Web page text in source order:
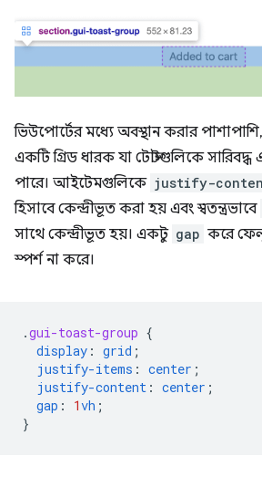
ভিউপোর্টের মধ্যে অবস্থান করার
একটি গ্রিড ধারক যা টোস্টগুলিকে
পারে। আইটেমগুলিকে justify-
হিসাবে কেন্দ্রীভূত করা হয় এবং স্বতন্ত্রভাবে
সাথে কেন্দ্রীভূত হয়। একটু gap করে
স্পর্শ না করে।
.gui-toast-group {
display : grid ;
justify-items : center ;
justify-content : center ;
gap : 1vh ;
}